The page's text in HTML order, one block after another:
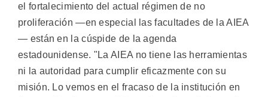
el fortalecimiento del actual régimen de no
proliferación —en especial las facultades de la AIEA
— están en la cúspide de la agenda
estadounidense. "La AIEA no tiene las herramientas
ni la autoridad para cumplir eficazmente con su
misión. Lo vemos en el fracaso de la institución en